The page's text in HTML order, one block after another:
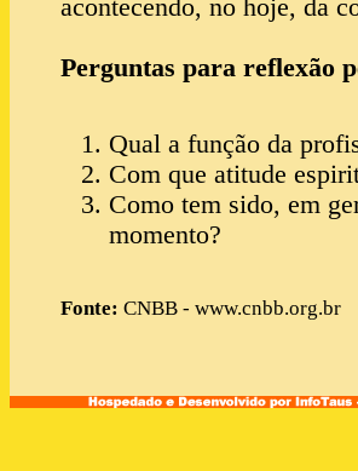
acontecendo, no hoje, da
Perguntas para reflexão
Qual a função da
Com que atitude
Como tem sido, em
momento?
Fonte: CNBB - www.cnbb.org.br